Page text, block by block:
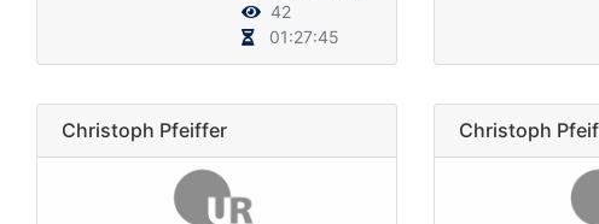
42
01:27:45
Christoph Pfeiffer Christoph